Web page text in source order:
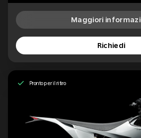
Maggiori
Richiedi
Pronto per il ritiro